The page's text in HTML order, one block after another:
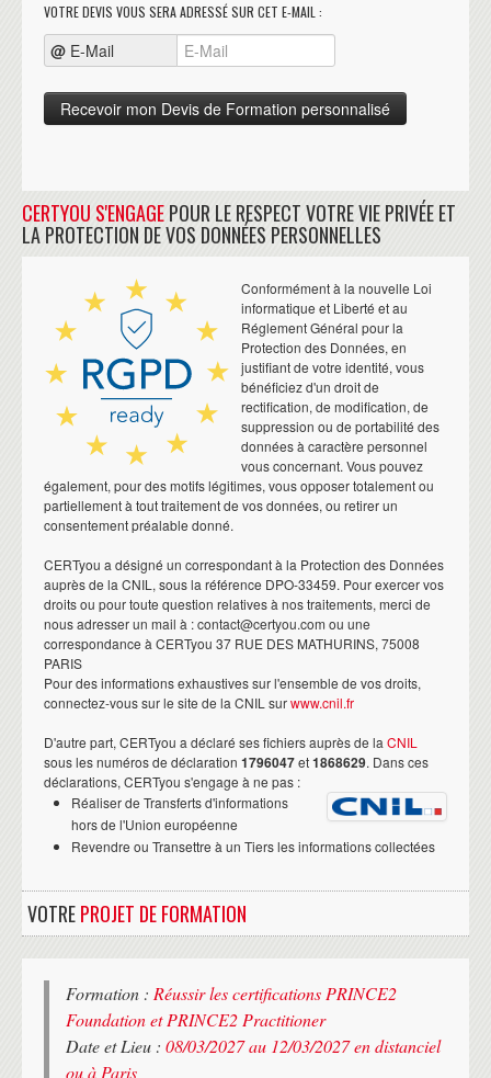
VOTRE DEVIS VOUS SERA ADRESSÉ SUR CET E-MAIL :
@ E-Mail
CERTYOU S'ENGAGEPOUR LE RESPECT VOTRE VIE PRIVÉE ET
LA PROTECTION DE VOS DONNÉES PERSONNELLES
Conformément à la nouvelle Loi
informatique et Liberté et au
Réglement Général pour la
Protection des Données, en
justifiant de votre identité, vous
bénéficiez d'un droit de
rectification, de modification, de
suppression ou de portabilité des
données à caractère personnel
vous concernant. Vous pouvez
également, pour des motifs légitimes, vous opposer totalement ou
partiellement à tout traitement de vos données, ou retirer un
consentement préalable donné.
CERTyou a désigné un correspondant à la Protection des Données
auprès de la CNIL, sous la référence DPO-33459. Pour exercer vos
droits ou pour toute question relatives à nos traitements, merci de
nous adresser un mail à : contact@certyou.com ou une
correspondance à CERTyou 37 RUE DES MATHURINS, 75008
PARIS
Pour des informations exhaustives sur l'ensemble de vos droits,
connectez-vous sur le site de la CNIL surwww.cnil.fr
D'autre part, CERTyou a déclaré ses fichiers auprès de la CNIL
sous les numéros de déclaration 1796047et1868629. Dans ces
déclarations, CERTyou s'engage à ne pas :
Réaliser de Transferts d'informations
hors de l'Union européenne
Revendre ou Transettre à un Tiers les informations collectées
VOTREPROJET DE FORMATION
Formation : Réussir les certifications PRINCE2
Foundation et PRINCE2 Practitioner
Date et Lieu : 08/03/2027 au 12/03/2027 en distanciel
ou à Paris